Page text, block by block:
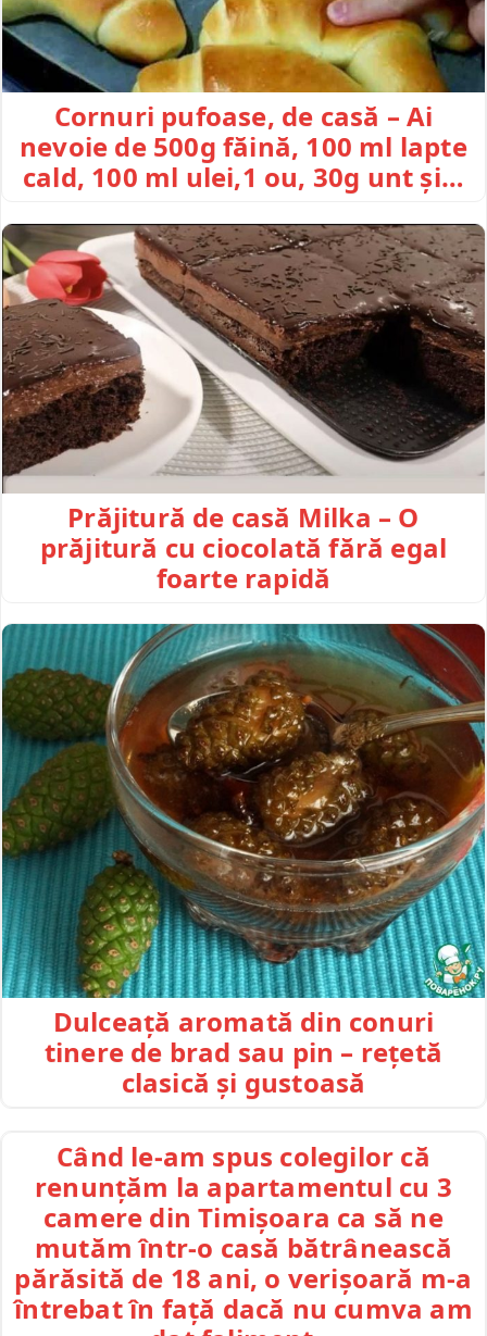
Cornuri pufoase, de casă – Ai
nevoie de 500g făină, 100 ml lapte
cald, 100 ml ulei,1 ou, 30g unt și…
Prăjitură de casă Milka – O
prăjitură cu ciocolată fără egal
foarte rapidă
Dulceață aromată din conuri
tinere de brad sau pin – rețetă
clasică și gustoasă
Când le-am spus colegilor că
renunțăm la apartamentul cu 3
camere din Timișoara ca să ne
mutăm într-o casă bătrânească
părăsită de 18 ani, o verișoară m-a
întrebat în față dacă nu cumva am